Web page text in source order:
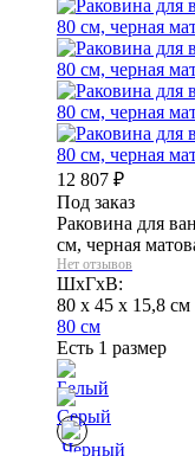
12 807 ₽
Под заказ
Раковина для
см, черная
Нет отзывов
ШхГхВ:
80 x 45 x 15,8 см
80 см
Есть 1 размер